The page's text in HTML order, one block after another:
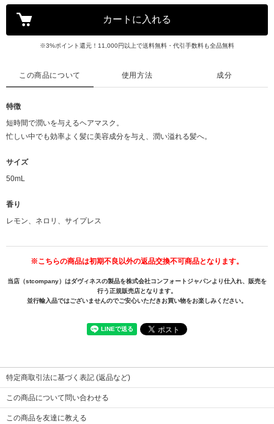
※3%ポイント還元！11,000円以上で送料無料・代引手数料も全品無料
この商品について
特徴
短時間で潤いを与えるヘアマスク。
忙しい中でも効率よく髪に美容成分を与え、潤い溢れる髪へ。
サイズ
50mL
香り
レモン、ネロリ、サイプレス
使用方法 成分
※こちらの商品は初期不良以外の返品交換不可商品となります。
当店（stcompany）はダヴィネスの製品を株式会社コンフォートジャパンより仕入れ、販売を
行う正規販売店となります。
並行輸入品ではございませんのでご安心いただきお買い物をお楽しみください。
特定商取引法に基づく表記 (返品など)
この商品について問い合わせる
この商品を友達に教える